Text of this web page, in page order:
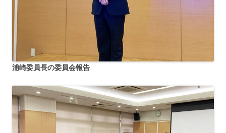
浦崎委員長の委員会報告